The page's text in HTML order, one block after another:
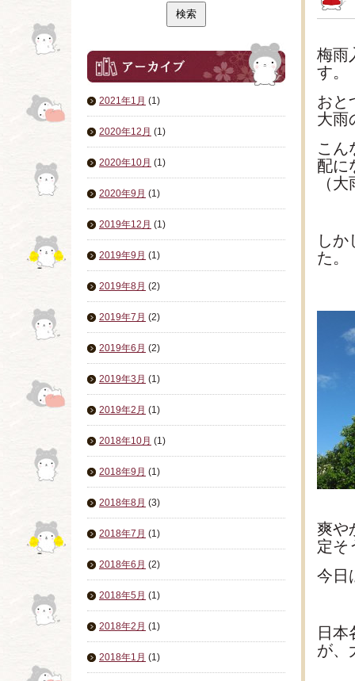
2021年1月 (1)
2020年12月 (1)
2020年10月 (1)
2020年9月 (1)
2019年12月 (1)
2019年9月 (1)
2019年8月 (2)
2019年7月 (2)
2019年6月 (2)
2019年3月 (1)
2019年2月 (1)
2018年10月 (1)
2018年9月 (1)
2018年8月 (3)
2018年7月 (1)
2018年6月 (2)
2018年5月 (1)
2018年2月 (1)
2018年1月 (1)
梅雨
す。
おと
大雨
こん
配に
（
し
た。
爽や
定そ
今日
日
が、